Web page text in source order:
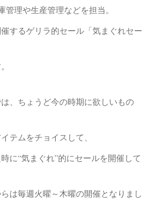
管理や生産管理などを担当。
するゲリラ的セール「気まぐれセー
は、ちょうど今の時期に欲しいもの
テムをチョイスして、
に“気まぐれ”的にセールを開催して
は毎週火曜～木曜の開催となりまし